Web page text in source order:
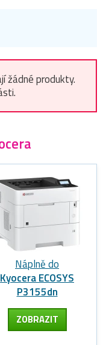
žádné produkty.
Náplně do
Kyocera ECOSYS
P3155dn
ZOBRAZIT